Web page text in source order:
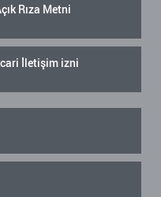
Rıza Metni
İletişim izni